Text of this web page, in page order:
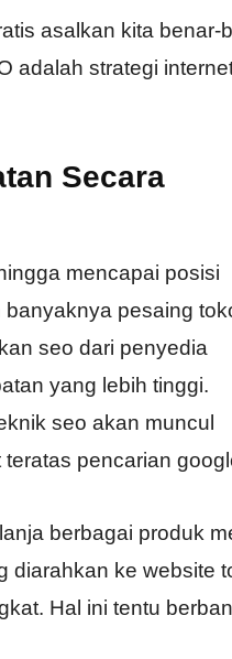
asalkan kita benar-
adalah strategi
Secara
mencapai posisi
pesaing
seo dari penyedia
yang lebih tinggi.
seo akan muncul
pencarian
berbagai produk
diarahkan ke website
Hal ini tentu